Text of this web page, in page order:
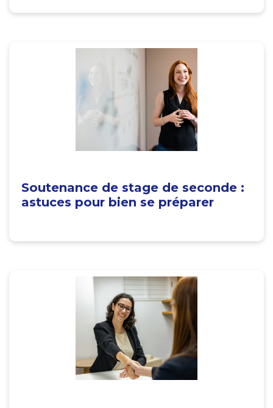
Soutenance de stage de seconde :
astuces pour bien se préparer